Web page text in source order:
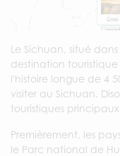
Le Sichuan, situé
destination
l'histoire longue de 4
visiter au Sichuan.
touristiques
Premièrement, les
le Parc national de